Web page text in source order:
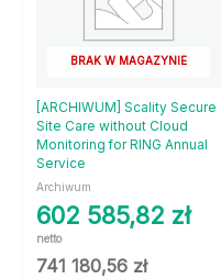
BRAK W MAGAZYNIE
[ARCHIWUM] Scality Secure
Site Care without Cloud
Monitoring for RING Annual
Service
Archiwum
602 585,82 zł
netto
741 180,56 zł